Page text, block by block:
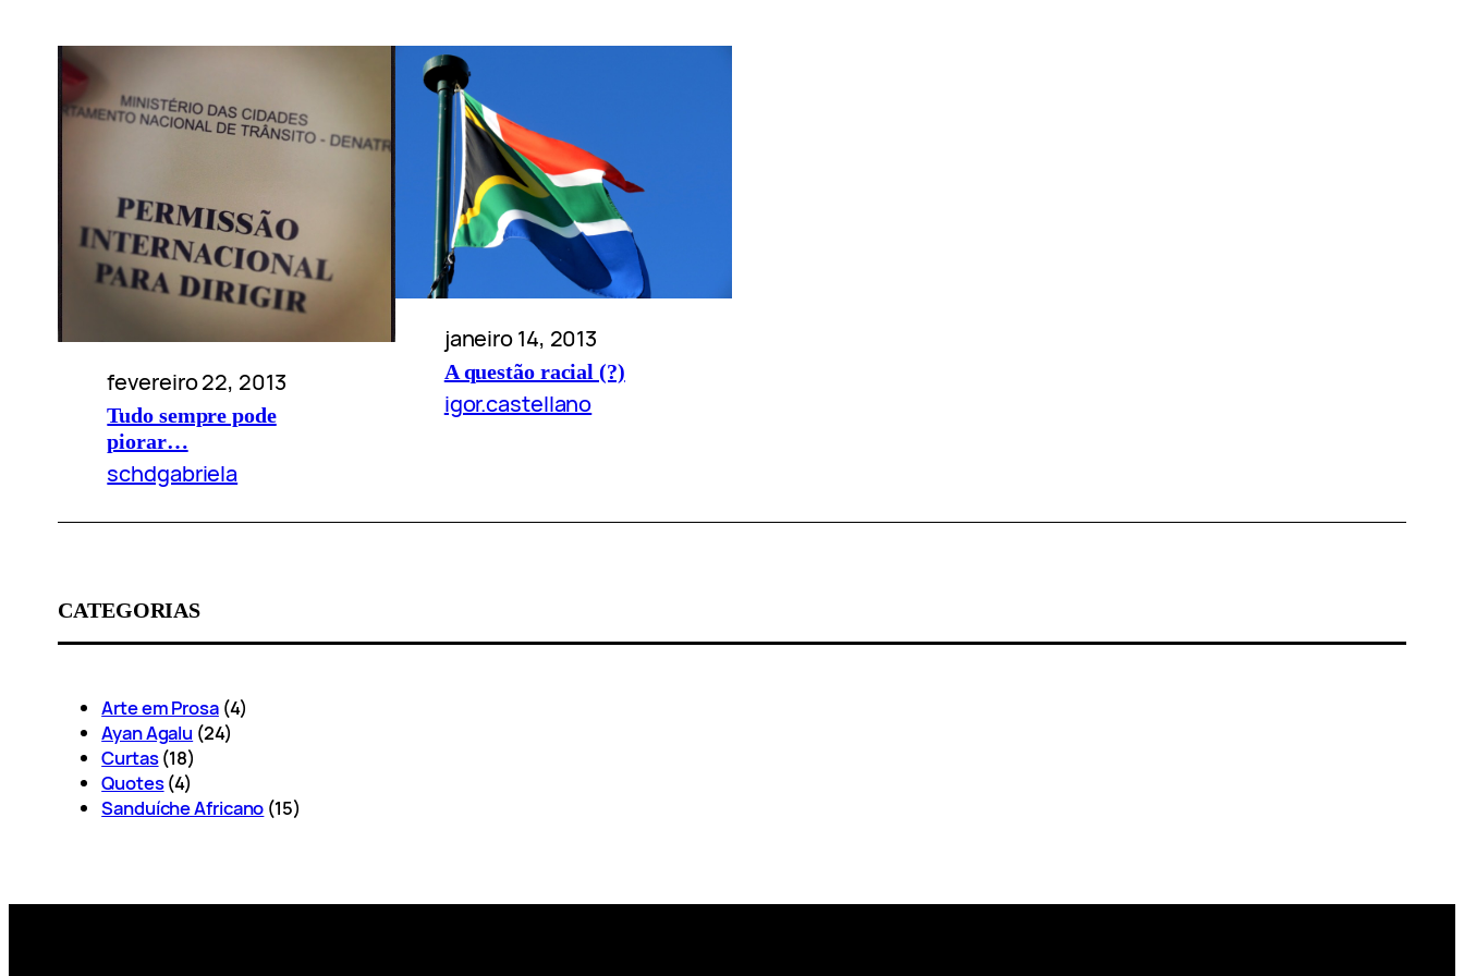
fevereiro 22, 2013
Tudo sempre pode
piorar…
schdgabriela
janeiro 14, 2013
A questão racial (?)
igor.castellano
CATEGORIAS
Arte em Prosa(4)
Ayan Agalu (24)
Curtas(18)
Quotes(4)
Sanduíche Africano (15)